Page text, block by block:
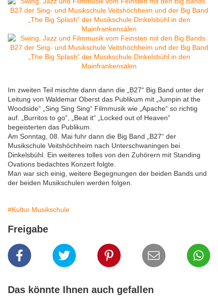
Im zweiten Teil mischte dann dann die „B27“ Big Band unter der
Leitung von Waldemar Oberst das Publikum mit „Jumpin at the
Woodside“ „Sing Sing Sing“ Filmmusik wie „Apache“ so richtig
auf. „Burritos to go“, „Beat it“ „Locked out of Heaven“
begeisterten das Publikum.
Am Sonntag, 08. Mai fuhr dann die Big Band „B27“ der
Musikschule Veitshöchheim nach Unterschwaningen bei
Dinkelsbühl. Ein weiteres tolles von den Zuhörern mit Standing
Ovations bedachtes Konzert folgte.
Man war sich einig, weitere Begegnungen der beiden Bands und
der beiden Musikschulen werden folgen.
#Kultur Musikschule
Freigabe
Das könnte Ihnen auch gefallen